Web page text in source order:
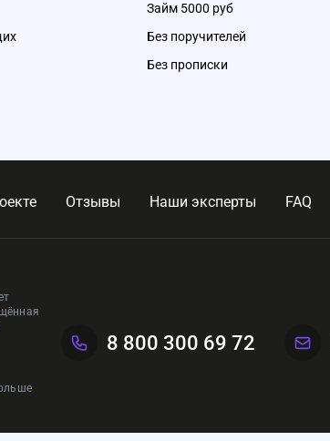
Займ 5000 руб
Без поручителей
Без прописки
Отзывы Наши эксперты FAQ
8 800 300 69 72